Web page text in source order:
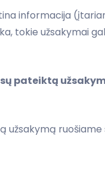
informacija
tokie užsakymai
pateiktą